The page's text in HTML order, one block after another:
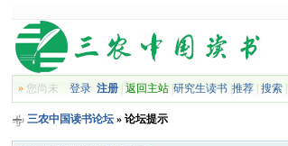
» 您尚未登录 注册 |返回主站 |研究生读书 |推荐 |搜索
三农中国读书论坛 » 论坛提示